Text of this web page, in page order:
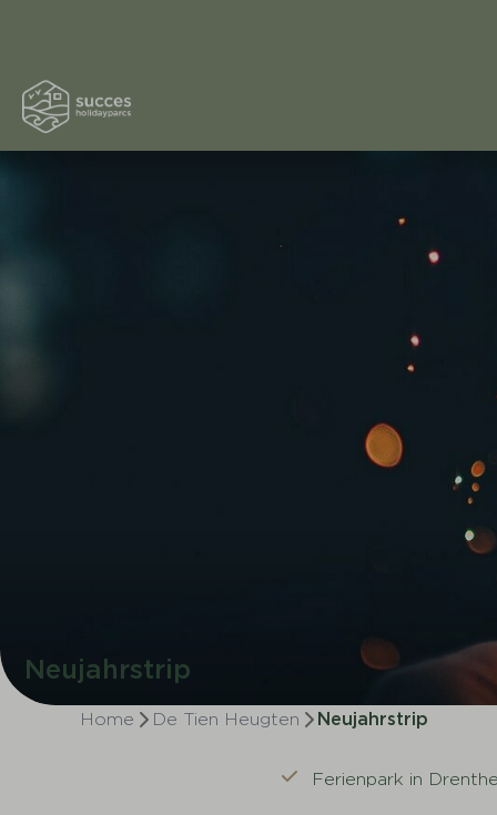
Neujahrstrip
Home De Tien Heugten Neujahrstrip
Ferienpark in Drenthe